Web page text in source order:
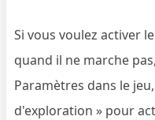
Si vous voulez activer
quand il ne marche
Paramètres dans le
d'exploration » pour